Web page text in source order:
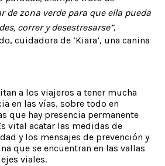
de zona verde para que ella pueda
correr y desestresarse”,
cuidadora de ‘Kiara’, una canina
a los viajeros a tener mucha
en las vías, sobre todo en
que hay presencia permanente
vital acatar las medidas de
y los mensajes de prevención y
que se encuentran en las vallas
viales.